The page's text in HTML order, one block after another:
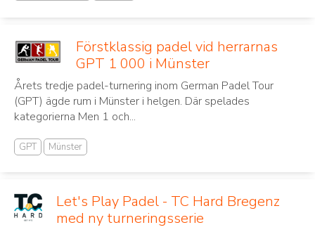
Förstklassig padel vid herrarnas
GPT 1 000 i Münster
Årets tredje padel-turnering inom German Padel Tour
(GPT) ägde rum i Münster i helgen. Där spelades
kategorierna Men 1 och...
GPT Münster
Let's Play Padel - TC Hard Bregenz
med ny turneringsserie